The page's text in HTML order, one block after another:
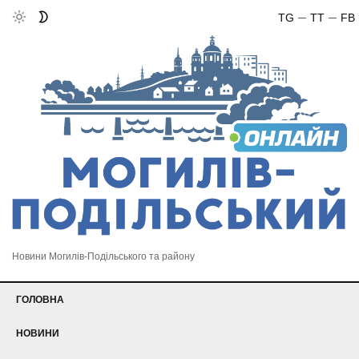
FB
TT
TG
Новини Могилів-Подільського та району
ГОЛОВНА
НОВИНИ